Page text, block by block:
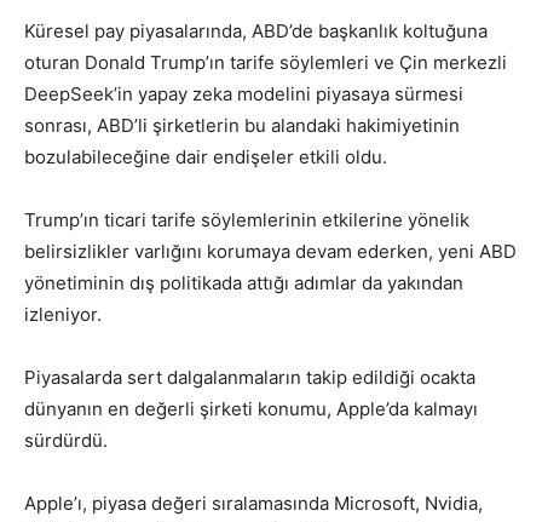
Küresel pay piyasalarında, ABD’de başkanlık koltuğuna
oturan Donald Trump’ın tarife söylemleri ve Çin merkezli
DeepSeek’in yapay zeka modelini piyasaya sürmesi
sonrası, ABD’li şirketlerin bu alandaki hakimiyetinin
bozulabileceğine dair endişeler etkili oldu.
Trump’ın ticari tarife söylemlerinin etkilerine yönelik
belirsizlikler varlığını korumaya devam ederken, yeni ABD
yönetiminin dış politikada attığı adımlar da yakından
izleniyor.
Piyasalarda sert dalgalanmaların takip edildiği ocakta
dünyanın en değerli şirketi konumu, Apple’da kalmayı
sürdürdü.
Apple’ı, piyasa değeri sıralamasında Microsoft, Nvidia,